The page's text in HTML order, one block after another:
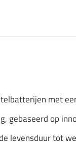
met
gebaseerd op
levensduur tot